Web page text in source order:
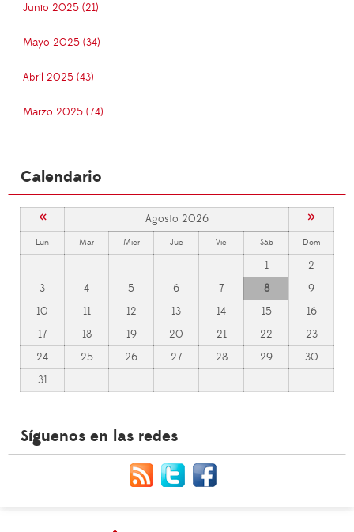
Junio 2025 (21)
Mayo 2025 (34)
Abril 2025 (43)
Marzo 2025 (74)
Calendario
« Agosto 2026 »
Lun Mar Mier Jue Vie Sáb Dom
1
2
3
4 5 6 7 8
9
10
11 12 13 14 15
16
17
18 19 20 21 22
23
24
25 26 27 28 29
30
31
Síguenos en las redes